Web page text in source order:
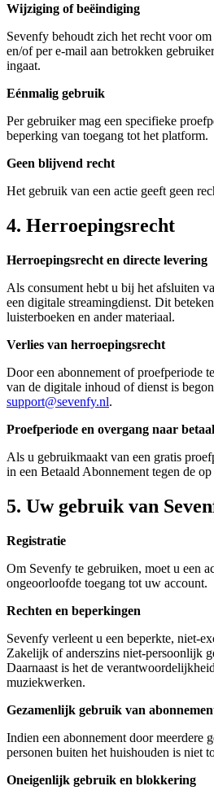
Wijziging of beëindiging
Sevenfy behoudt zich het recht voor
en/of per e-mail aan betrokken
ingaat.
Eénmalig gebruik
Per gebruiker mag een specifieke
beperking van toegang tot het platform.
Geen blijvend recht
Het gebruik van een actie geeft geen
4. Herroepingsrecht
Herroepingsrecht en directe levering
Als consument hebt u bij het afsluiten
een digitale streamingdienst. Dit
luisterboeken en ander materiaal.
Verlies van herroepingsrecht
Door een abonnement of proefperiode
van de digitale inhoud of dienst is
support@sevenfy.nl.
Proefperiode en overgang naar
Als u gebruikmaakt van een gratis
in een Betaald Abonnement tegen de
5. Uw gebruik van
Registratie
Om Sevenfy te gebruiken, moet u een
ongeoorloofde toegang tot uw account.
Rechten en beperkingen
Sevenfy verleent u een beperkte, niet-
Zakelijk of anderszins niet-persoonlijk
Daarnaast is het de
muziekwerken.
Gezamenlijk gebruik van
Indien een abonnement door meerdere
personen buiten het huishouden is niet
Oneigenlijk gebruik en blokkering